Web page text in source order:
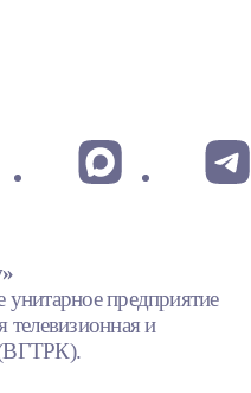
унитарное предприятие
телевизионная и
(ВГТРК).